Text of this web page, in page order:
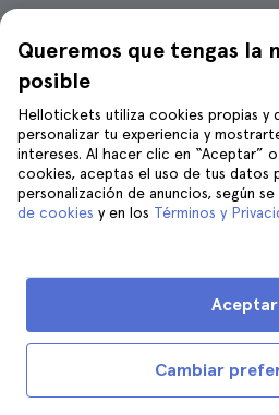
Además de visitar el
una buena forma de
Notre Dame que incluye
cripta arqueológica. A
recorrido descubrirás
arquitectónicos que a
estás en uno de los
Queremos que tengas la
posible
Hellotickets utiliza cookies propias y
personalizar tu experiencia y
intereses. Al hacer clic en “Aceptar”
cookies, aceptas el uso de tus datos
personalización de anuncios, según
de cookies y en los Términos y
Cambiar
Aceptar